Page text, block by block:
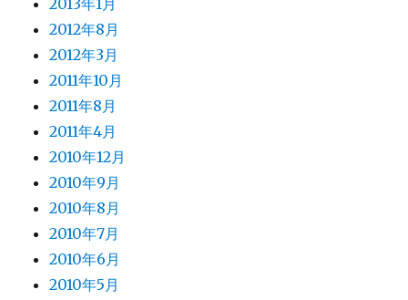
2013年1月
2012年8月
2012年3月
2011年10月
2011年8月
2011年4月
2010年12月
2010年9月
2010年8月
2010年7月
2010年6月
2010年5月